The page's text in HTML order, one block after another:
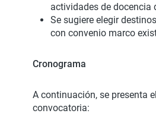
actividades de docencia
Se sugiere elegir
con convenio marco
Cronograma
A continuación, se presenta
convocatoria: